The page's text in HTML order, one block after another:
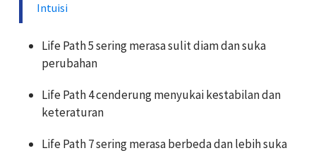
Intuisi
Life Path 5 sering merasa sulit diam dan suka
perubahan
Life Path 4 cenderung menyukai kestabilan dan
keteraturan
Life Path 7 sering merasa berbeda dan lebih suka